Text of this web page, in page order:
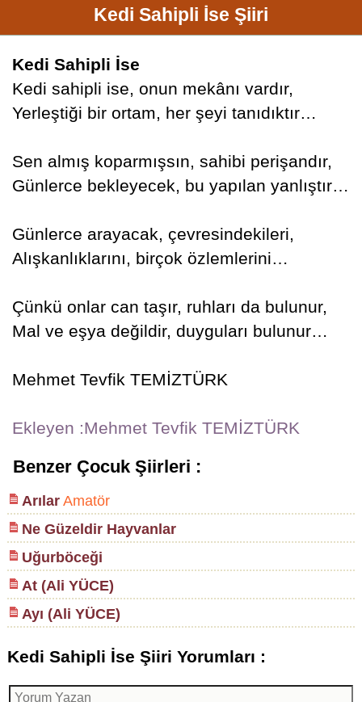
Kedi Sahipli İse Şiiri
Kedi Sahipli İse
Kedi sahipli ise, onun mekânı vardır,
Yerleştiği bir ortam, her şeyi tanıdıktır…
Sen almış koparmışsın, sahibi perişandır,
Günlerce bekleyecek, bu yapılan yanlıştır…
Günlerce arayacak, çevresindekileri,
Alışkanlıklarını, birçok özlemlerini…
Çünkü onlar can taşır, ruhları da bulunur,
Mal ve eşya değildir, duyguları bulunur…
Mehmet Tevfik TEMİZTÜRK
Ekleyen :Mehmet Tevfik TEMİZTÜRK
Benzer Çocuk Şiirleri :
ArılarAmatör
Ne Güzeldir Hayvanlar
Uğurböceği
At (Ali YÜCE)
Ayı (Ali YÜCE)
Kedi Sahipli İse Şiiri Yorumları :